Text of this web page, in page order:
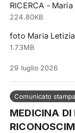
RICERCA -
224.80KB
foto Maria
1.73MB
29 luglio 2026
Comunicato stampa
MEDICINA DI